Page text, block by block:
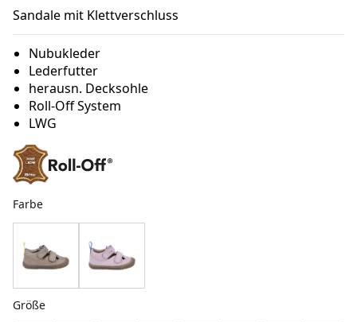
Sandale mit Klettverschluss
Nubukleder
Lederfutter
herausn. Decksohle
Roll-Off System
LWG
Farbe
Größe